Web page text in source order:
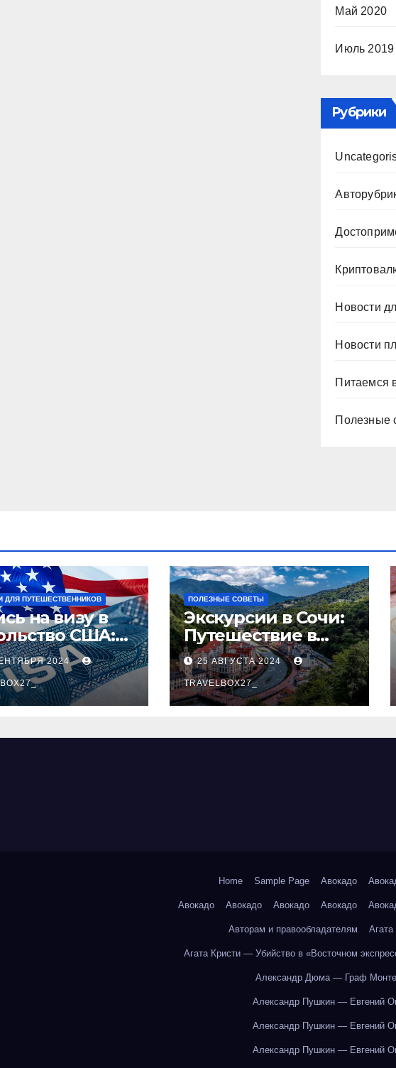
Май 2020
Июль 2019
Рубрики
Новости
Новости
Питаемся
Полезные
ДЛЯ ПУТЕШЕСТВЕННИКОВ
на визу в
США:
2024
ПОЛЕЗНЫЕ СОВЕТЫ
Экскурсии в Сочи:
Путешествие в
сердце
Черноморского
курорта
25 АВГУСТА 2024
TRAVELBOX27_
Home Sample Page Авокадо
Авокадо Авокадо Авокадо Авокадо
Авторам и правообладателям
Агата Кристи — Убийство в «Восточном
Александр Дюма — Граф
Александр Пушкин — Евгений
Александр Пушкин — Евгений
Александр Пушкин — Евгений